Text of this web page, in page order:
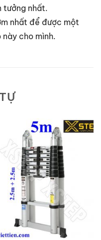
tưởng nhất.
nhất để được một
cho mình.